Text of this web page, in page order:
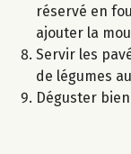
réservé en
ajouter la
Servir les
de légumes
Déguster